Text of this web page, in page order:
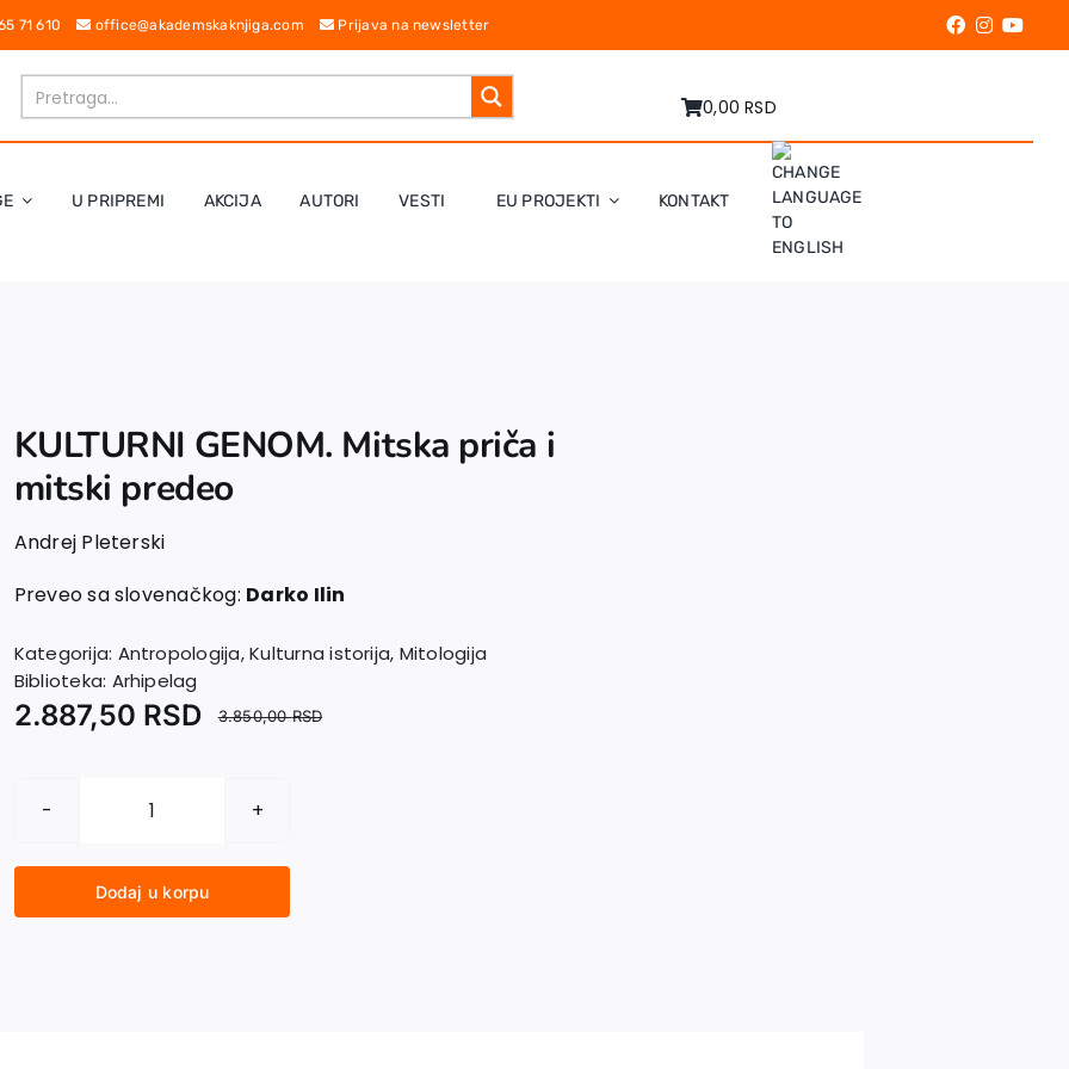
71 610 office@akademskaknjiga.com Prijava na newsletter
0,00 RSD
U PRIPREMI AKCIJA AUTORI VESTI EU PROJEKTI KONTAKT
KULTURNI GENOM. Mitska priča i
mitski predeo
Andrej Pleterski
Preveo sa slovenačkog: Darko Ilin
Kategorija: Antropologija,Kulturna istorija, Mitologija
Biblioteka: Arhipelag
3.850,00RSD
2.887,50 RSD
KULTURNI
Mitska
priča
Dodaj u korpu